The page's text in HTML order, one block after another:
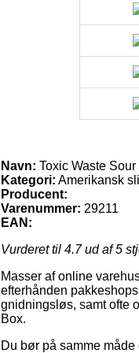
Navn: Toxic Waste
Kategori: Amerikansk
Producent:
Varenummer: 29211
EAN:
Vurderet til 4.7ud af 5
Masser af online
efterhånden
gnidningsløs, samt ofte
Box.
Du bør på samme